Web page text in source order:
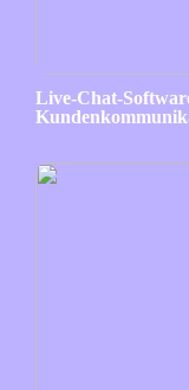
Live-Chat-